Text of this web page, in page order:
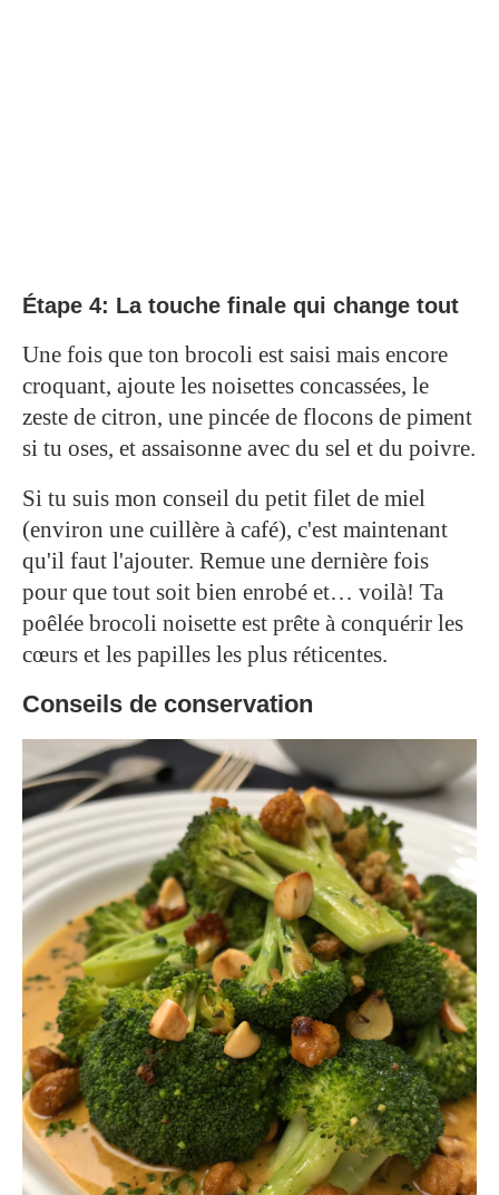
Étape 4: La touche finale qui change tout
Une fois que ton brocoli est saisi mais encore
croquant, ajoute les noisettes concassées, le
zeste de citron, une pincée de flocons de piment
si tu oses, et assaisonne avec du sel et du poivre.
Si tu suis mon conseil du petit filet de miel
(environ une cuillère à café), c'est maintenant
qu'il faut l'ajouter. Remue une dernière fois
pour que tout soit bien enrobé et… voilà! Ta
poêlée brocoli noisette est prête à conquérir les
cœurs et les papilles les plus réticentes.
Conseils de conservation